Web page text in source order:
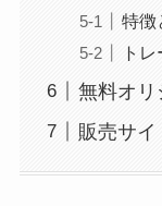
特徴
ト
無料オリ
販売サイ